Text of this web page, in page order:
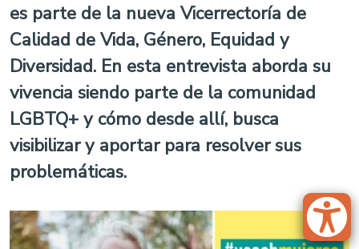
es parte de la nueva Vicerrectoría de
Calidad de Vida, Género, Equidad y
Diversidad. En esta entrevista aborda su
vivencia siendo parte de la comunidad
LGBTQ+ y cómo desde allí, busca
visibilizar y aportar para resolver sus
problemáticas.